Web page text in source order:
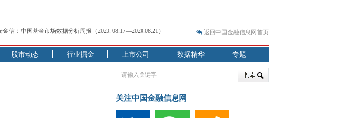
·闻】疫情下，新加坡旅游业步履维艰
手记：疫情下的香港零售业如何浴火重生？
·闻】疫情下一家香港传统零售商的转型突围之旅
金信：中国基金市场数据分析周报（2020. 07.27—2020.07.31）
华财经调查】同业存单、结构性存款玩起“跷跷板” 结构性失衡藏
公开市场净投放300亿元 短端资金利率明显下行
返回中国金融信息网首页
股市动态 行业掘金 上市公司 数据精华 专题
关注中国金融信息网